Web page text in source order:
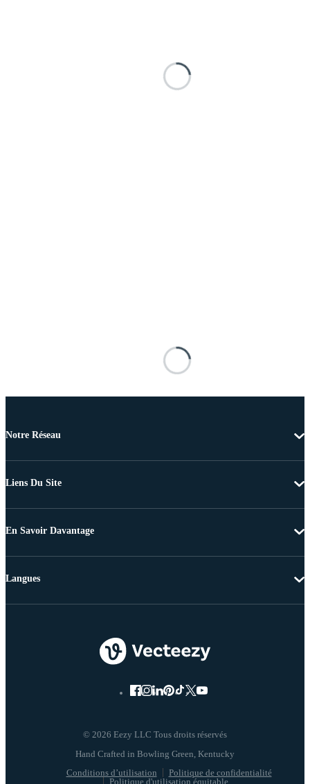
Notre Réseau
Liens Du Site
En Savoir Davantage
© 2026 Eezy LLC Tous droits réservés
Conditions d’utilisation
Politique de confidentialité
Politique d'utilisation équitable
Langues